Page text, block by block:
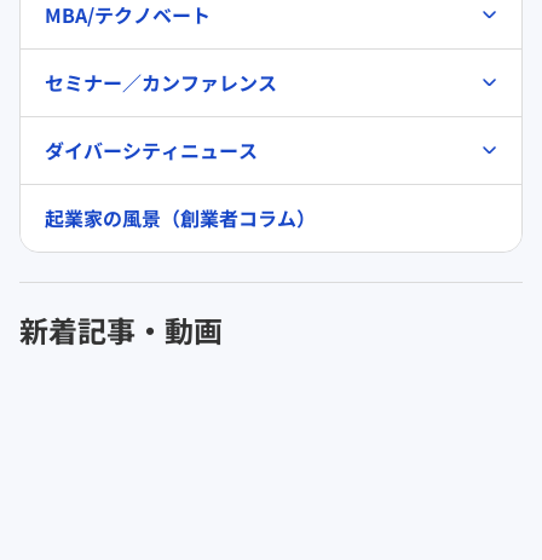
MBA/テクノベート
セミナー／カンファレンス
ダイバーシティニュース
起業家の風景（創業者コラム）
新着記事・動画